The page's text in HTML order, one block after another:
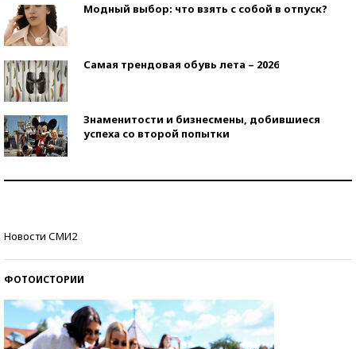
Модный выбор: что взять с собой в отпуск?
Самая трендовая обувь лета – 2026
Знаменитости и бизнесмены, добившиеся
успеха со второй попытки
Новости СМИ2
ФОТОИСТОРИИ